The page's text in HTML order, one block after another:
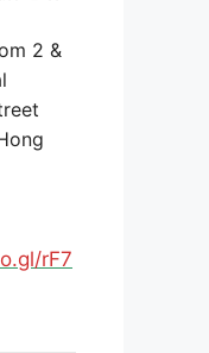
2 &
rF7